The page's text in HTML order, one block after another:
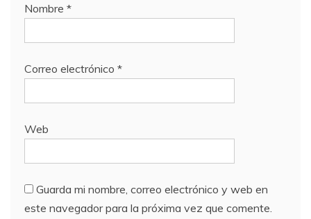
Nombre *
Correo electrónico *
Web
Guarda mi nombre, correo electrónico y web en
este navegador para la próxima vez que comente.